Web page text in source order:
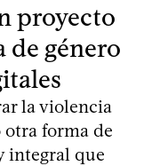
proyecto
de género
la violencia
forma de
integral que